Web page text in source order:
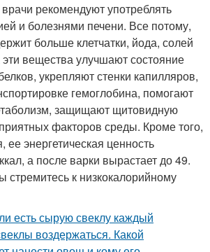
рекомендуют употреблять
и болезнями печени. Все потому,
больше клетчатки, йода, солей
эти вещества улучшают состояние
укрепляют стенки капилляров,
гемоглобина, помогают
защищают щитовидную
факторов среды. Кроме того,
ее энергетическая ценность
а после варки вырастает до 49.
стремитесь к низкокалорийному